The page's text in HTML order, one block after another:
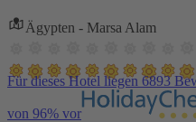
Ägypten - Marsa Alam
Für dieses Hotel liegen 6893
von 96% vor